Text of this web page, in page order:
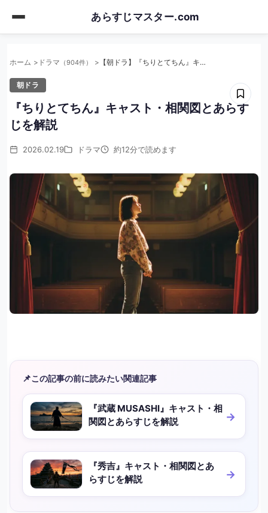
content
あらすじマスター.com
ホーム ドラマ （904件） 【朝ドラ】『ちりとてちん』キャスト・相関図とあらすじを解説
朝ドラ
『ちりとてちん』キャスト・相関図とあらす
じを解説
2026.02.19 ドラマ 約12分で読めます
📌この記事の前に読みたい関連記事
『武蔵 MUSASHI』キャスト・相
関図とあらすじを解説
『秀吉』キャスト・相関図とあ
らすじを解説